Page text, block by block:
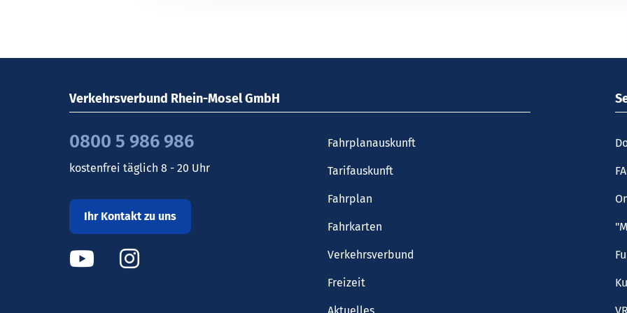
Verkehrsverbund Rhein-Mosel GmbH
0800 5 986 986
kostenfrei täglich 8 - 20 Uhr
Ihr Kontakt zu uns
Fahrplanauskunft
Tarifauskunft
Fahrplan
Fahrkarten
Verkehrsverbund
Freizeit